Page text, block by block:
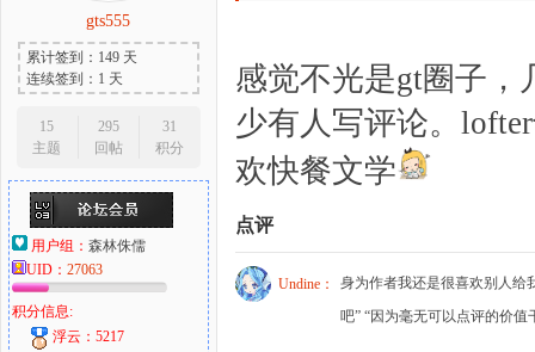
gts555
累计签到：149 天
连续签到：1 天
15
主题
295
回帖
31
积分
用户组： 森林侏儒
UID： 27063
积分信息:
浮云：5217
感觉不光是gt圈子，
少有人写评论。
欢快餐文学
点评
Undine：
身为作者我还是很喜欢别人给
吧” “因为毫无可以点评的价